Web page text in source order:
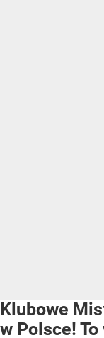
Klubowe
w Polsce!